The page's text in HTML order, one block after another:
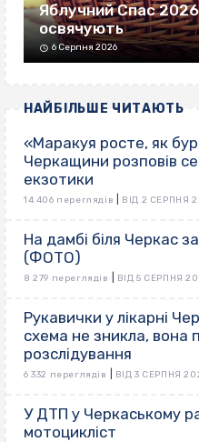
Яблучний Спас
освячують
6 Серпня 2026
НАЙБІЛЬШЕ ЧИТАЮТЬ
«Маракуя росте, як
Черкащини розповів
екзотики
14 406 переглядів ВІД 2 СЕРПНЯ
На дамбі біля Черкас
(ФОТО)
8 279 переглядів ВІД 5 СЕРПНЯ
Рукавички у лікарні
схема не зникла, вона
розслідування
6 332 переглядів ВІД 3 СЕРПНЯ
У ДТП у Черкаському
мотоцикліст